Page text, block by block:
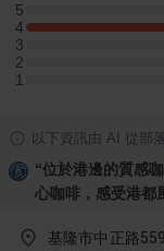
5
5 星：0 則評論
4
4 星：1 則評論
3
3 星：0 則評論
2
2 星：0 則評論
1
1 星：0 則評論
以下資訊由 AI 從部
“位於港邊的質感
心咖啡，感受港都
基隆市中正路